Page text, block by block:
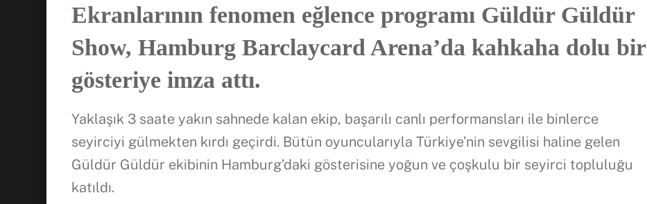
Ekranlarının fenomen eğlence programı Güldür Güldür
Show, Hamburg Barclaycard Arena’da kahkaha dolu bir
gösteriye imza attı.
Yaklaşık 3 saate yakın sahnede kalan ekip, başarılı canlı performansları ile binlerce
seyirciyi gülmekten kırdı geçirdi. Bütün oyuncularıyla Türkiye’nin sevgilisi haline gelen
Güldür Güldür ekibinin Hamburg’daki gösterisine yoğun ve çoşkulu bir seyirci topluluğu
katıldı.